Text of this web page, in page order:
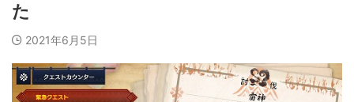
た
2021年6月5日